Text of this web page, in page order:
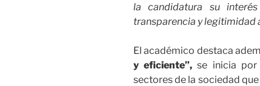
la candidatura su
transparencia y legitimidad
El académico destaca
y eficiente”,se inicia por
sectores de la sociedad